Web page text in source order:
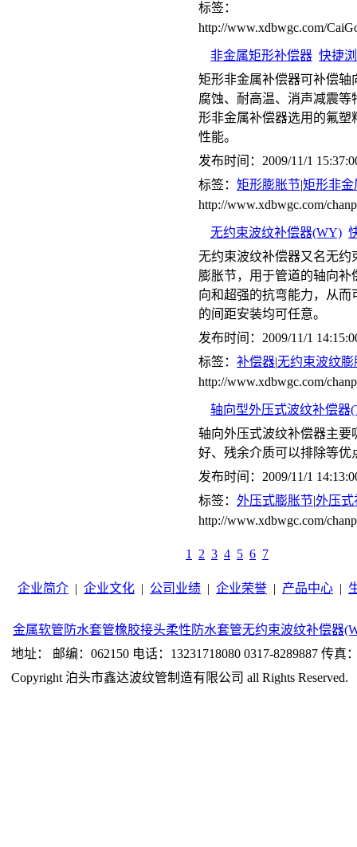
标签：
http://www.xdbwgc.com/
非金属矩形补偿器 快捷
矩形非金属补偿器可补偿
腐蚀、耐高温、消声减震
形非金属补偿器选用的氟
性能。
发布时间：2009/11/1
标签： 矩形膨胀节|矩形非金
http://www.xdbwgc.com/
无约束波纹补偿器(WY)
无约束波纹补偿器又名无
膨胀节，用于管道的轴向
向和超强的抗弯能力，从
的间距安装均可任意。
发布时间：2009/11/1
标签： 补偿器|无约束波纹膨
http://www.xdbwgc.com/
轴向型外压式波纹补偿器
轴向外压式波纹补偿器主
好、残余介质可以排除等优
发布时间：2009/11/1
标签： 外压式膨胀节|外压式
http://www.xdbwgc.com/
1 2 3 4 5 6 7
企业简介 | 企业文化 | 公司业绩 | 企业荣誉 | 产品中心 |
金属软管 防水套管橡胶接头柔性防水套管无约束波纹补偿器
地址： 邮编：062150 电话：13231718080 0317-8289887 传真
Copyright 泊头市鑫达波纹管制造有限公司 all Rights Reserved.